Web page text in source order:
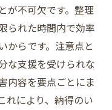
が不可欠です。整理
られた時間内で効率
からです。注意点と
な支援を受けられな
内容を要点ごとにま
れにより、納得のい